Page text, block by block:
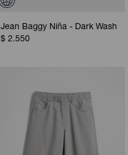
Jean Baggy Niña - Dark Wash
$ 2.550